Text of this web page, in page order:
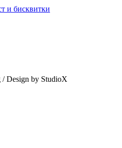
и бисквитки
Design by StudioX